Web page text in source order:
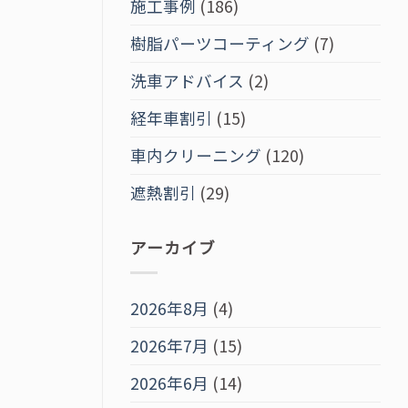
施工事例 (186)
樹脂パーツコーティング (7)
洗車アドバイス (2)
経年車割引 (15)
車内クリーニング (120)
遮熱割引 (29)
アーカイブ
2026年8月 (4)
2026年7月 (15)
2026年6月 (14)